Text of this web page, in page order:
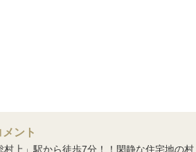
ント
村上」駅から徒歩7分！！閑静な住宅地の